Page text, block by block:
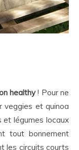
healthy! Pour ne
veggies et quinoa
légumes locaux
tout bonnement
les circuits courts